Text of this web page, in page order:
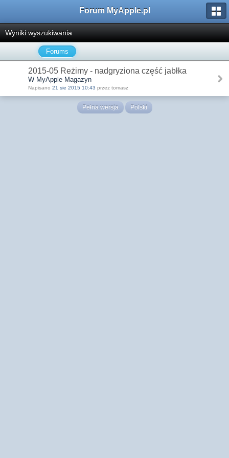
Forum MyApple.pl
Wyniki wyszukiwania
Forums
2015-05 Reżimy - nadgryziona część jabłka
W MyApple Magazyn
Napisano 21 sie 2015 10:43 przez tomasz
Pełna wersja Polski